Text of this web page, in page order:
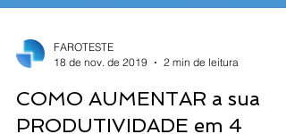
18 de nov. de 2019
2 min de leitura